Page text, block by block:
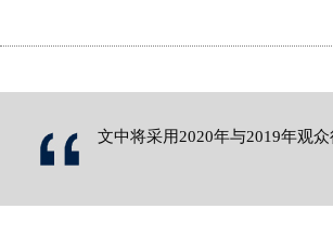
文中将采用2020年与2019年观